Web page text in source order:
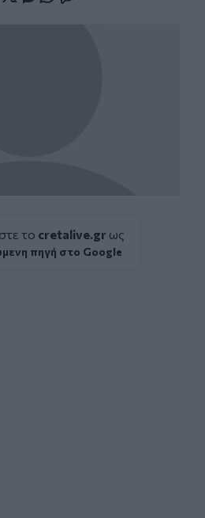
το cretalive.gr ως
πηγή στο Google